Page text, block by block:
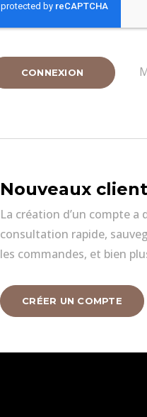
CONNEXION
Nouveaux
La création d’un compte a
consultation rapide,
les commandes, et bien
CRÉER UN COMPTE